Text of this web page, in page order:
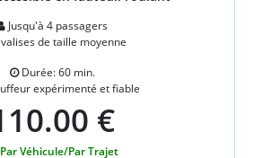
Jusqu'à 4 passagers
de taille moyenne
Durée: 60 min.
expérimenté et fiable
€
Par Véhicule/Par Trajet